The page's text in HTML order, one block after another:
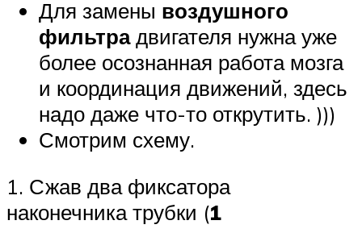
Для замены воздушного
фильтрадвигателя нужна уже
более осознанная работа мозга
и координация движений, здесь
надо даже что-то открутить. )))
Смотрим схему.
1. Сжав два фиксатора
наконечника трубки (1